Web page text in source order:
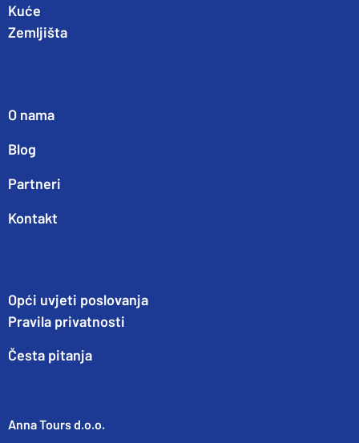
Kuće
Zemljišta
O nama
Blog
Partneri
Kontakt
Opći uvjeti poslovanja
Pravila privatnosti
Česta pitanja
Anna Tours d.o.o.